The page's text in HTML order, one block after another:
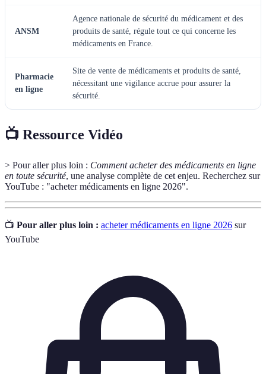
ANSM
Agence nationale de sécurité du médicament et des
produits de santé, régule tout ce qui concerne les
médicaments en France.
Pharmacie
en ligne
Site de vente de médicaments et produits de santé,
nécessitant une vigilance accrue pour assurer la
sécurité.
📺 Ressource Vidéo
> Pour aller plus loin : Comment acheter des médicaments en ligne
en toute sécurité, une analyse complète de cet enjeu. Recherchez sur
YouTube : "acheter médicaments en ligne 2026".
📺 Pour aller plus loin : acheter médicaments en ligne 2026 sur
YouTube